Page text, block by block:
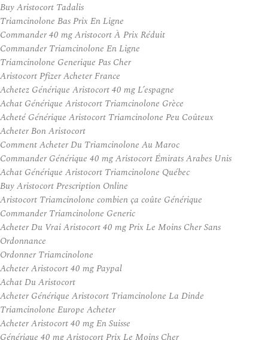
Buy Aristocort Tadalis
Triamcinolone Bas Prix En Ligne
Commander 40 mg Aristocort À Prix Réduit
Commander Triamcinolone En Ligne
Triamcinolone Generique Pas Cher
Aristocort Pfizer Acheter France
Achetez Générique Aristocort 40 mg L’espagne
Achat Générique Aristocort Triamcinolone Grèce
Acheté Générique Aristocort Triamcinolone Peu Coûteux
Acheter Bon Aristocort
Comment Acheter Du Triamcinolone Au Maroc
Commander Générique 40 mg Aristocort Émirats Arabes Unis
Achat Générique Aristocort Triamcinolone Québec
Buy Aristocort Prescription Online
Aristocort Triamcinolone combien ça coûte Générique
Commander Triamcinolone Generic
Acheter Du Vrai Aristocort 40 mg Prix Le Moins Cher Sans
Ordonnance
Ordonner Triamcinolone
Acheter Aristocort 40 mg Paypal
Achat Du Aristocort
Acheter Générique Aristocort Triamcinolone La Dinde
Triamcinolone Europe Acheter
Acheter Aristocort 40 mg En Suisse